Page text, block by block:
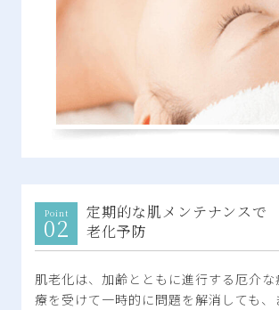
定期的な肌メンテナンスで
老化予防
肌老化は、加齢とともに進行する厄介な
療を受けて一時的に問題を解消しても、